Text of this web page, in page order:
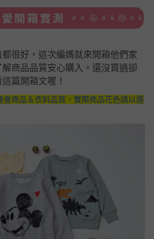
很好，這次編媽就來開箱他們家
商品品質安心購入。還沒買過卻
篇開箱文喔！
會商品＆衣料品質，實際商品花色請以選